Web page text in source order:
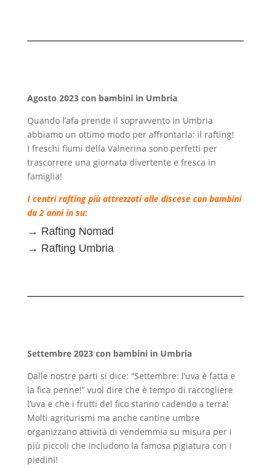
Agosto 2023 con bambini in Umbria
Quando l’afa prende il sopravvento in Umbria
abbiamo un ottimo modo per affrontarla: il rafting!
I freschi fiumi della Valnerina sono perfetti per
trascorrere una giornata divertente e fresca in
famiglia!
I centri rafting più attrezzati alle discese con bambini
da 2 anni in su:
→ Rafting Nomad
→ Rafting Umbria
Settembre 2023 con bambini in Umbria
Dalle nostre parti si dice: “Settembre: l’uva è fatta e
la fica penne!” vuol dire che è tempo di raccogliere
l’uva e che i frutti del fico stanno cadendo a terra!
Molti agriturismi ma anche cantine umbre
organizzano attività di vendemmia su misura per i
più piccoli che includono la famosa pigiatura con i
piedini!